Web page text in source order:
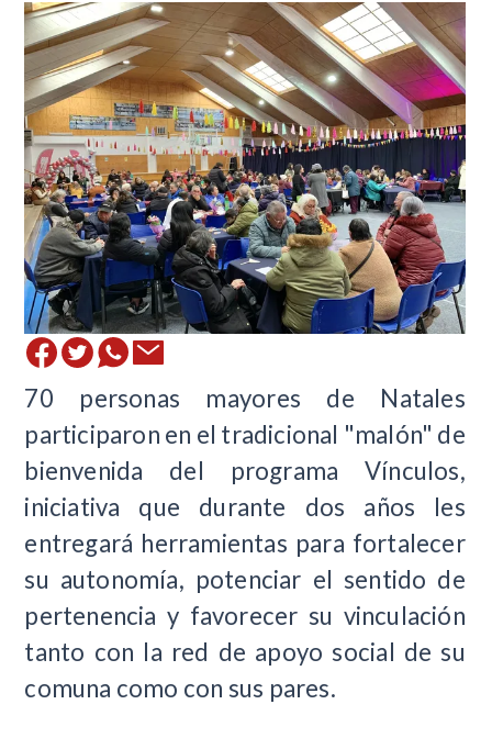
70 personas mayores de Natales
participaron en el tradicional "malón" de
bienvenida del programa Vínculos,
iniciativa que durante dos años les
entregará herramientas para fortalecer
su autonomía, potenciar el sentido de
pertenencia y favorecer su vinculación
tanto con la red de apoyo social de su
comuna como con sus pares.